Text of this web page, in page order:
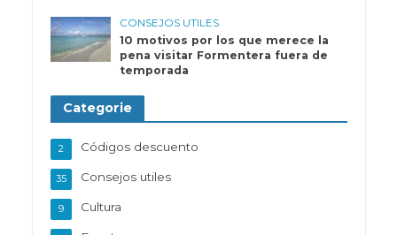
CONSEJOS UTILES
10 motivos por los que merece la
pena visitar Formentera fuera de
temporada
Categorie
Códigos descuento
2
Consejos utiles
35
Cultura
9